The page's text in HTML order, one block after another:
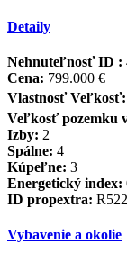
Detaily
Nehnuteľnosť ID :
Cena: 799.000 €
Vlastnosť Veľkosť:
Veľkosť pozemku
Izby: 2
Spálne: 4
Kúpeľne: 3
Energetický index:
ID propextra:
Vybavenie a okolie